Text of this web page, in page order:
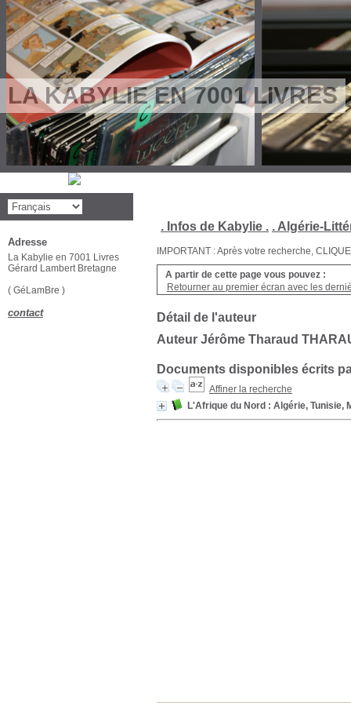
LA KABYLIE EN 7001 LIVRES
. Infos de Kabylie . . Algérie-
IMPORTANT : Après votre recherche,
A partir de cette page vous pouvez :
Retourner au premier écran avec les
Détail de l'auteur
Auteur Jérôme Tharaud
Documents disponibles écrits
Affiner la recherche
L'Afrique du Nord : Algérie, Tunisie,
Adresse
La Kabylie en 7001 Livres
Gérard Lambert Bretagne
( GéLamBre )
contact